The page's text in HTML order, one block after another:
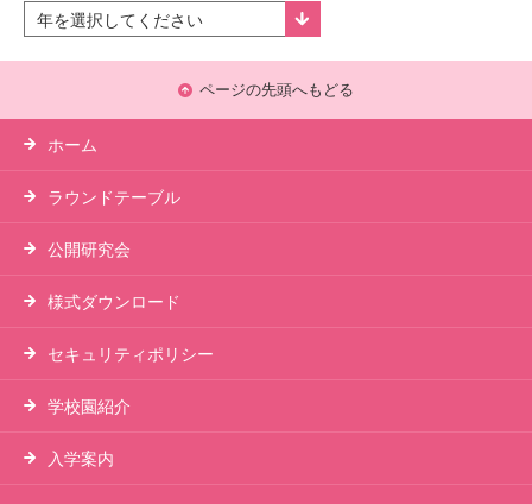
ページの先頭へもどる
ホーム
ラウンドテーブル
公開研究会
様式ダウンロード
セキュリティポリシー
学校園紹介
入学案内